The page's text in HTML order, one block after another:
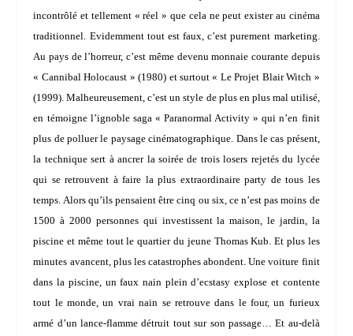
incontrôlé et tellement « réel » que cela ne peut exister au cinéma
traditionnel. Evidemment tout est faux, c’est purement marketing.
Au pays de l’horreur, c’est même devenu monnaie courante depuis
« Cannibal Holocaust » (1980) et surtout « Le Projet Blair Witch »
(1999). Malheureusement, c’est un style de plus en plus mal utilisé,
en témoigne l’ignoble saga « Paranormal Activity » qui n’en finit
plus de polluer le paysage cinématographique. Dans le cas présent,
la technique sert à ancrer la soirée de trois losers rejetés du lycée
qui se retrouvent à faire la plus extraordinaireparty de tous les
temps. Alors qu’ils pensaient être cinq ou six, ce n’est pas moins de
1500 à 2000 personnes qui investissent la maison, le jardin, la
piscine et même tout le quartier du jeune Thomas Kub. Et plus les
minutes avancent, plus les catastrophes abondent. Une voiture finit
dans la piscine, un faux nain plein d’ecstasy explose et contente
tout le monde, un vrai nain se retrouve dans le four, un furieux
armé d’un lance-flamme détruit tout sur son passage… Et au-delà